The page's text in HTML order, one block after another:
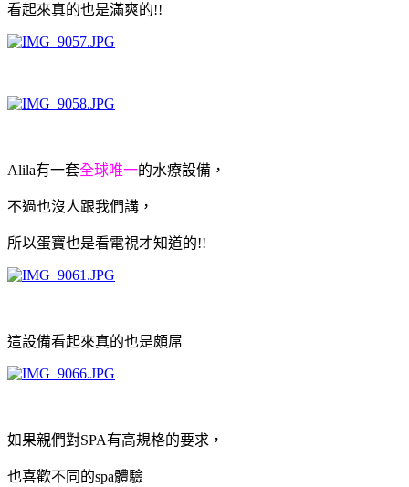
看起來真的也是滿爽的!!
Alila有一套全球唯一的水療設備，
不過也沒人跟我們講，
所以蛋寶也是看電視才知道的!!
這設備看起來真的也是頗屌
如果親們對SPA有高規格的要求，
也喜歡不同的spa體驗